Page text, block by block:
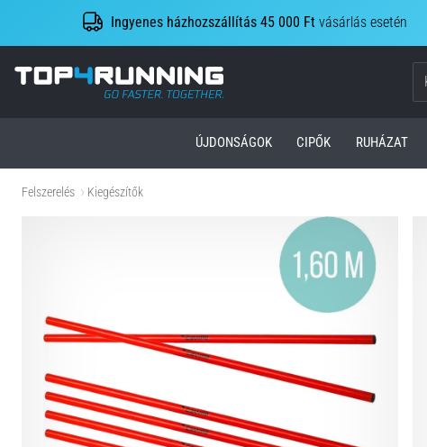
Ingyenes házhozszállítás 45 000 Ft vásárlás esetén
Top4Running.hu
ÚJDONSÁGOK CIPŐK RUHÁZAT
Felszerelés Kiegészítők